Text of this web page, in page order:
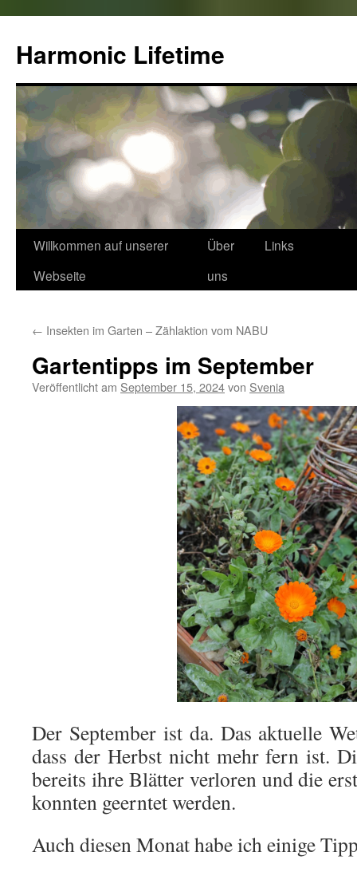
springen
Harmonic Lifetime
Willkommen auf unserer
Webseite
Über
uns
Links
← Insekten im Garten – Zählaktion vom NABU
Gartentipps im September
Veröffentlicht am September 15, 2024von Svenia
Der September ist da. Das aktuelle
dass der Herbst nicht mehr fern ist.
bereits ihre Blätter verloren und die
konnten geerntet werden.
Auch diesen Monat habe ich einige